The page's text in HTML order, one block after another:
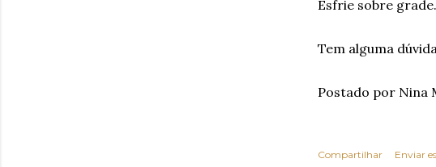
Esfrie sobre grade.
Tem alguma
Postado por Nina
Compartilhar Enviar